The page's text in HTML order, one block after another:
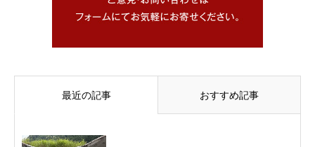
最近の記事 おすすめ記事